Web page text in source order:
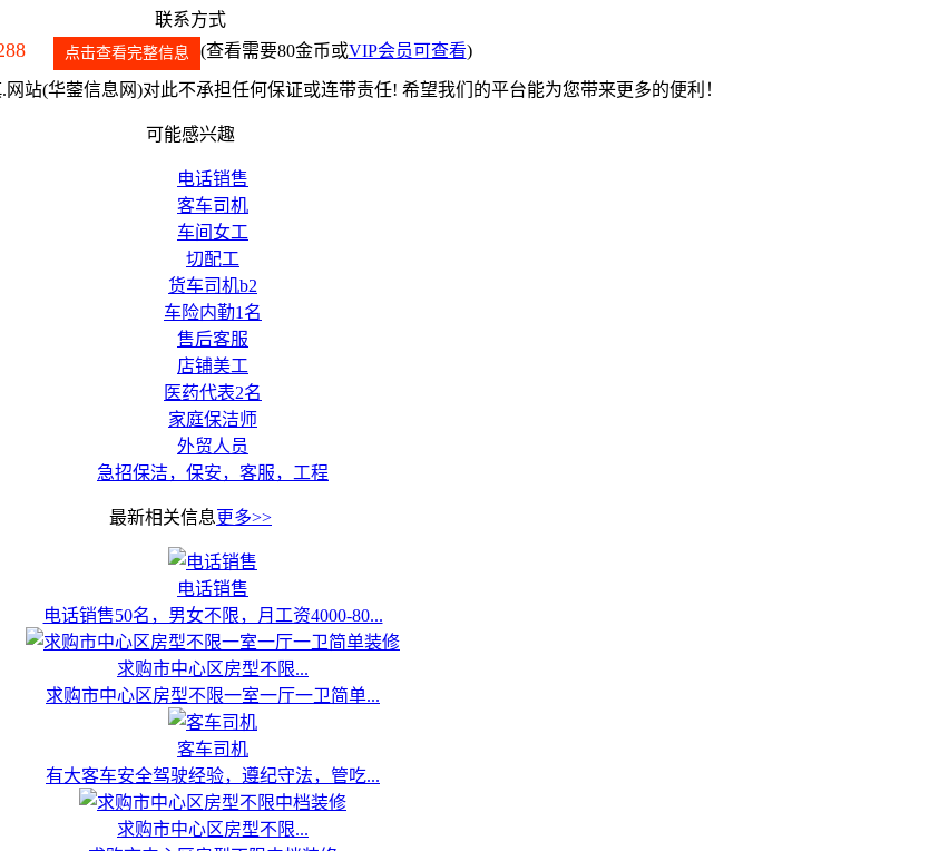
联系方式
点击查看完整信息 (查看需要80金币或VIP会员可查看)
站(华蓥信息网)对此不承担任何保证或连带责任! 希望我们的平台能为您带来更多的便利！
可能感兴趣
电话销售
客车司机
车间女工
切配工
货车司机b2
车险内勤1名
售后客服
店铺美工
医药代表2名
家庭保洁师
外贸人员
急招保洁，保安，客服，工程
最新相关信息更多>>
电话销售
电话销售50名，男女不限，月工资4000-80...
求购市中心区房型不限...
求购市中心区房型不限一室一厅一卫简单...
客车司机
有大客车安全驾驶经验，遵纪守法，管吃...
求购市中心区房型不限...